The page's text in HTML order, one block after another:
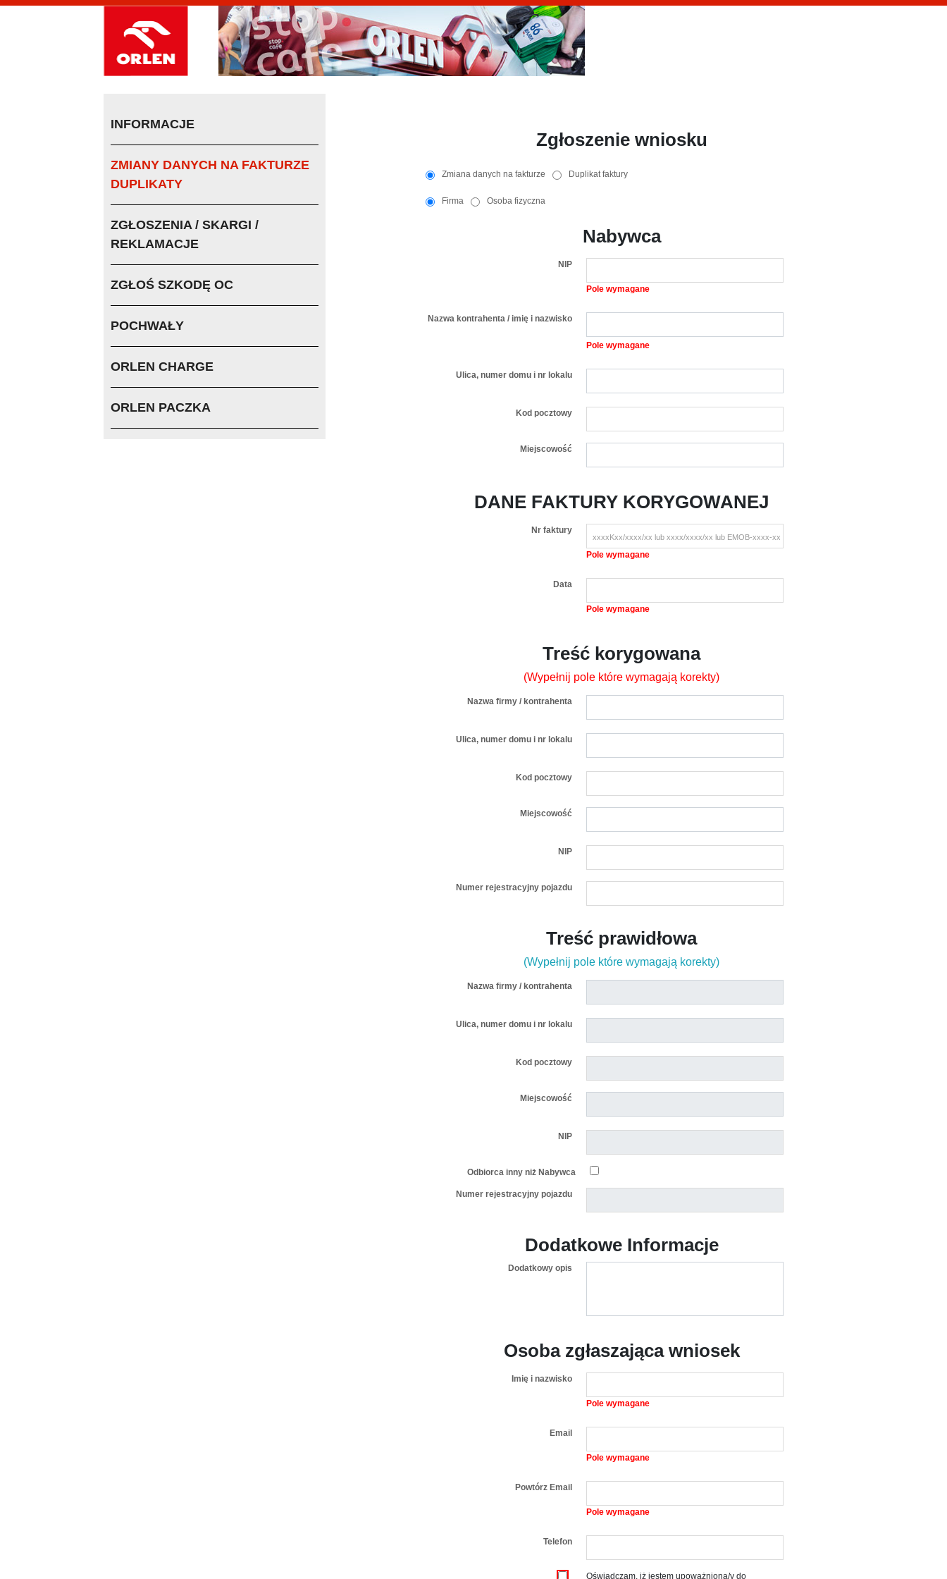
INFORMACJE
ZMIANY DANYCH NA FAKTURZE
DUPLIKATY
ZGŁOSZENIA / SKARGI /
REKLAMACJE
ZGŁOŚ SZKODĘ OC
POCHWAŁY
ORLEN CHARGE
ORLEN PACZKA
Zgłoszenie wniosku
Zmiana danych na fakturze Duplikat faktury
Firma Osoba fizyczna
Nabywca
NIP
Pole wymagane
Nazwa kontrahenta / imię i nazwisko
Pole wymagane
Ulica, numer domu i nr lokalu
Kod pocztowy
Miejscowość
DANE FAKTURY KORYGOWANEJ
Nr faktury
Pole wymagane
Data
Pole wymagane
Treść korygowana
(Wypełnij pole które wymagają korekty)
Nazwa firmy / kontrahenta
Ulica, numer domu i nr lokalu
Kod pocztowy
Miejscowość
NIP
Numer rejestracyjny pojazdu
Treść prawidłowa
(Wypełnij pole które wymagają korekty)
Nazwa firmy / kontrahenta
Ulica, numer domu i nr lokalu
Kod pocztowy
Miejscowość
NIP
Odbiorca inny niż Nabywca
Numer rejestracyjny pojazdu
Dodatkowe Informacje
Dodatkowy opis
Osoba zgłaszająca wniosek
Imię i nazwisko
Pole wymagane
Email
Pole wymagane
Powtórz Email
Pole wymagane
Telefon
Oświadczam, iż jestem upoważniona/y do